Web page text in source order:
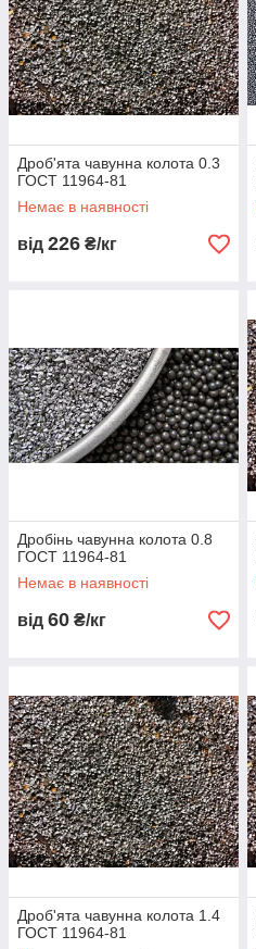
Дроб'ята чавунна колота 0.3
ГОСТ 11964-81
Немає в наявності
від 226 ₴/кг
Дробінь чавунна колота 0.8
ГОСТ 11964-81
Немає в наявності
від 60 ₴/кг
Дроб'ята чавунна колота 1.4
ГОСТ 11964-81